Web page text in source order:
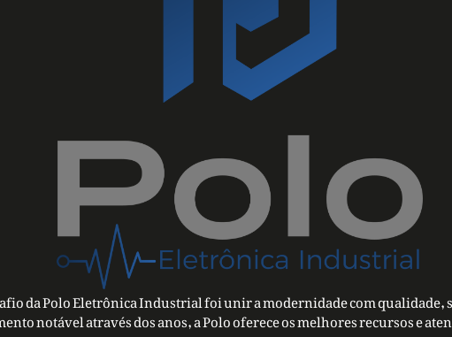
da Polo Eletrônica Industrial foi unir a modernidade com qualidade,
notável através dos anos, a Polo oferece os melhores recursos e